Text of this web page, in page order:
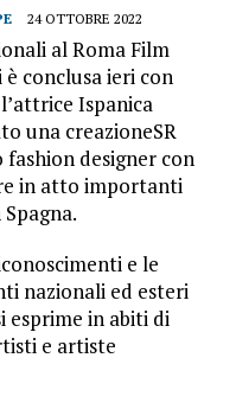
24 OTTOBRE 2022
al Roma Film
conclusa ieri con
Ispanica
una creazione​SR
designer con
in atto importanti
e le
nazionali ed esteri
esprime in abiti di
e artiste